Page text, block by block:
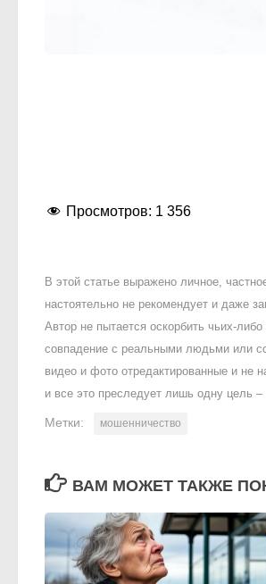
Просмотров: 1 356
В этой статье выражено личное,
настоятельно не рекомендует и даже
Автор не пытается оскорбить чьих-
совпадение с реальными людьми или
видео и фото отредактированные и не
и все это преследует лишь одну цель –
Метки: мошенничество
ВАМ МОЖЕТ ТАКЖЕ